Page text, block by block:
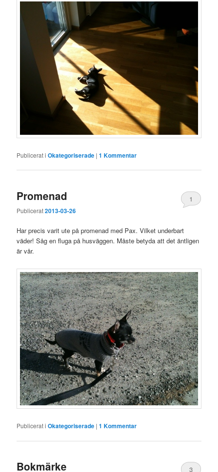
Publicerat i Okategoriserade |1 Kommentar
Promenad
Publicerat2013-03-26
1
Har precis varit ute på promenad med Pax. Vilket underbart
väder! Såg en fluga på husväggen. Måste betyda att det äntligen
är vår.
Publicerat i Okategoriserade |1 Kommentar
Bokmärke 3